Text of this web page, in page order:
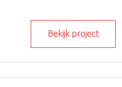
Bekijk project